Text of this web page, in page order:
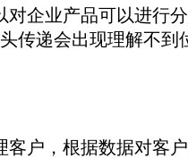
企业产品可以进行
传递会出现理解不
户，根据数据对客